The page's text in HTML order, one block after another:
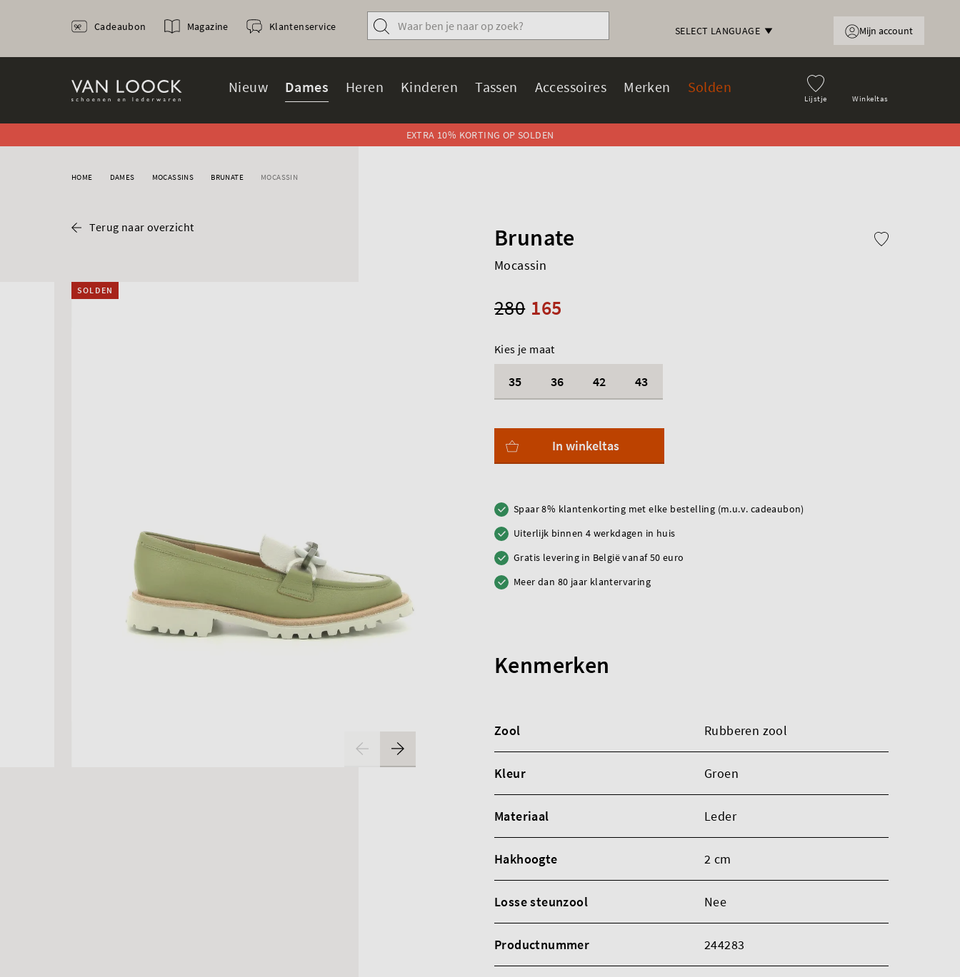
SELECT LANGUAGE
Lijstje Winkeltas
Nieuw Dames Heren Kinderen Tassen Accessoires Merken Solden
Cadeaubon Magazine Klantenservice Mijn account
EXTRA 10% KORTING OP SOLDEN
HOME DAMES MOCASSINS BRUNATE MOCASSIN
Terug naar overzicht
SOLDEN
Brunate
Mocassin
165
280
Kies je maat
35 36 42 43
In winkeltas
Spaar 8% klantenkorting met elke bestelling (m.u.v. cadeaubon)
Uiterlijk binnen 4 werkdagen in huis
Gratis levering in België vanaf 50 euro
Meer dan 80 jaar klantervaring
Kenmerken
Zool Rubberen zool
Kleur Groen
Materiaal Leder
Hakhoogte 2 cm
Losse steunzool Nee
Productnummer 244283